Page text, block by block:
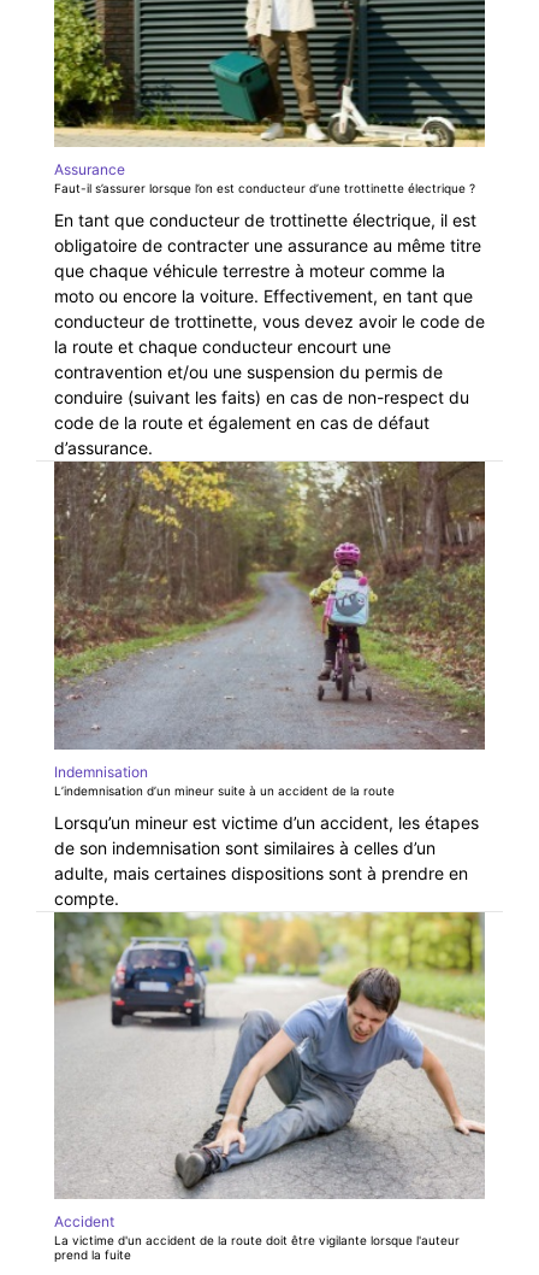
Assurance
Faut-il s’assurer lorsque l’on est conducteur d’une trottinette électrique ?
En tant que conducteur de trottinette électrique, il est
obligatoire de contracter une assurance au même titre
que chaque véhicule terrestre à moteur comme la
moto ou encore la voiture. Effectivement, en tant que
conducteur de trottinette, vous devez avoir le code de
la route et chaque conducteur encourt une
contravention et/ou une suspension du permis de
conduire (suivant les faits) en cas de non-respect du
code de la route et également en cas de défaut
d’assurance.
Indemnisation
L’indemnisation d’un mineur suite à un accident de la route
Lorsqu’un mineur est victime d’un accident, les étapes
de son indemnisation sont similaires à celles d’un
adulte, mais certaines dispositions sont à prendre en
compte.
Accident
La victime d'un accident de la route doit être vigilante lorsque l'auteur
prend la fuite